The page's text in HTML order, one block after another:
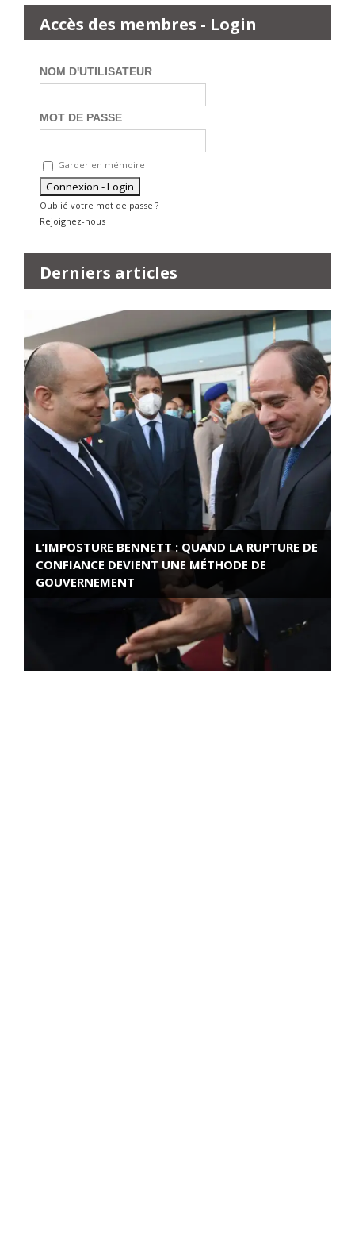
Accès des membres - Login
NOM D'UTILISATEUR
MOT DE PASSE
Garder en mémoire
Oublié votre mot de passe ?
Rejoignez-nous
Derniers articles
L’IMPOSTURE BENNETT : QUAND LA RUPTURE DE
CONFIANCE DEVIENT UNE MÉTHODE DE
GOUVERNEMENT
ROSE VALLAND, HEROÏNE DE LA RESISTANCE